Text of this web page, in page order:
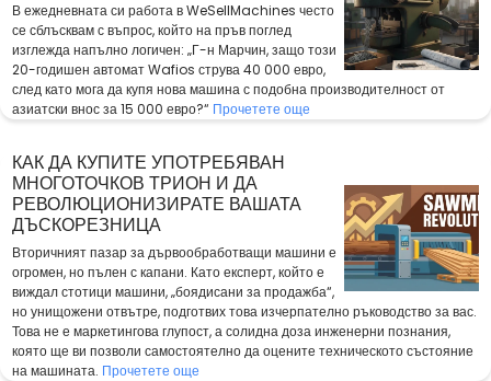
В ежедневната си работа в WeSellMachines често
се сблъсквам с въпрос, който на пръв поглед
изглежда напълно логичен: „Г-н Марчин, защо този
20-годишен автомат Wafios струва 40 000 евро,
след като мога да купя нова машина с подобна производителност от
азиатски внос за 15 000 евро?“ Прочетете още
КАК ДА КУПИТЕ УПОТРЕБЯВАН
МНОГОТОЧКОВ ТРИОН И ДА
РЕВОЛЮЦИОНИЗИРАТЕ ВАШАТА
ДЪСКОРЕЗНИЦА
Вторичният пазар за дървообработващи машини е
огромен, но пълен с капани. Като експерт, който е
виждал стотици машини, „боядисани за продажба“,
но унищожени отвътре, подготвих това изчерпателно ръководство за вас.
Това не е маркетингова глупост, а солидна доза инженерни познания,
която ще ви позволи самостоятелно да оцените техническото състояние
на машината. Прочетете още